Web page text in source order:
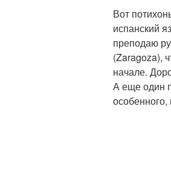
Вот
испанский
преподаю
(Zaragoza),
начале.
А еще один